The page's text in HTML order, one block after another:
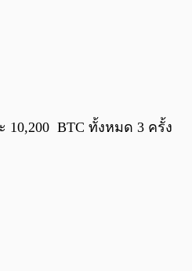
10,200 BTC ทั้งหมด 3 ครั้ง